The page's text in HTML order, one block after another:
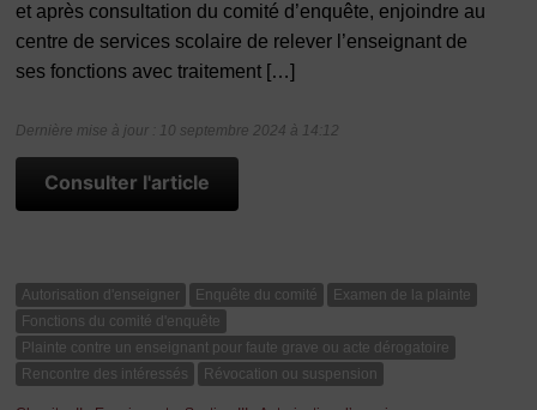
et après consultation du comité d’enquête, enjoindre au
centre de services scolaire de relever l’enseignant de
ses fonctions avec traitement […]
Dernière mise à jour : 10 septembre 2024 à 14:12
Consulter l'article
Autorisation d'enseigner Enquête du comité
Examen de la plainte
Fonctions du comité d'enquête
Plainte contre un enseignant pour faute grave ou acte dérogatoire
Rencontre des intéressés
Révocation ou suspension